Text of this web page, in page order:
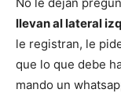
llevan al lateral
le registran, le
que lo que debe
mando un